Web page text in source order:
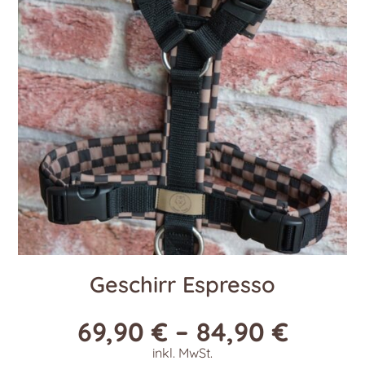
Geschirr Espresso
69,90€ – 84,90€
inkl. MwSt.